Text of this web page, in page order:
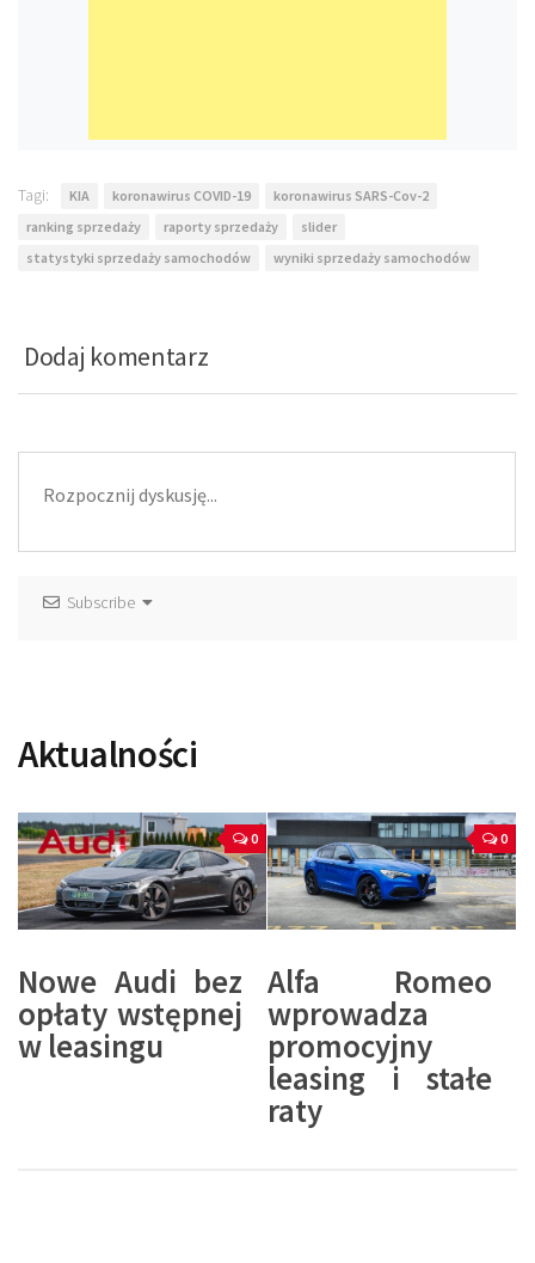
Tagi: KIA koronawirus COVID-19
koronawirus SARS-Cov-2
ranking sprzedaży
raporty sprzedaży
slider
statystyki sprzedaży samochodów
wyniki sprzedaży samochodów
Dodaj komentarz
Subscribe
Aktualności
0
Nowe Audi bez
opłaty wstępnej
w leasingu
0
Alfa Romeo
wprowadza
promocyjny
leasing i stałe
raty